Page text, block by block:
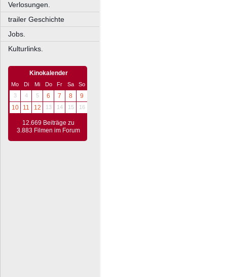
Verlosungen.
trailer Geschichte
Jobs.
Kulturlinks.
Kinokalender
Mo Di Mi Do Fr Sa
So
3
4 5 6 7 8
9
10
11 12 13 14 15 16
12.669 Beiträge zu
3.883 Filmen im Forum